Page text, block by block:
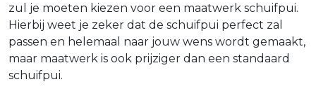
zul je moeten kiezen voor een maatwerk schuifpui.
Hierbij weet je zeker dat de schuifpui perfect zal
passen en helemaal naar jouw wens wordt gemaakt,
maar maatwerk is ook prijziger dan een standaard
schuifpui.